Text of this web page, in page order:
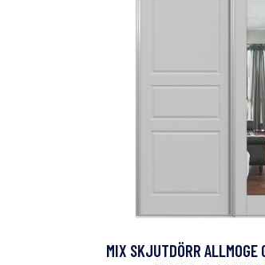
MIX SKJUTDÖRR